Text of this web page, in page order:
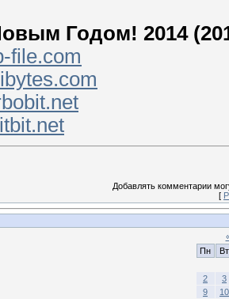
Годом! 2014
file.com
Добавлять комментарии
[
Пн
Вт
2
3
9
10